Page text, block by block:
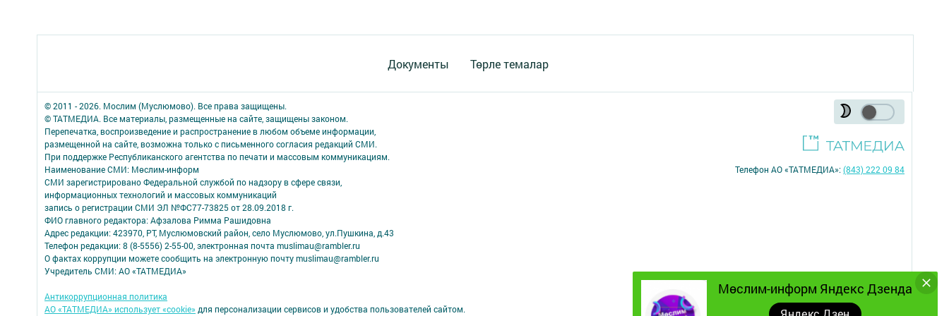
Документы Төрле темалар
Мөслим-информ Яндекс Дзенда
© 2011 - 2026. Мослим (Муслюмово). Все права защищены.
© ТАТМЕДИА. Все материалы, размещенные на сайте, защищены законом.
Перепечатка, воспроизведение и распространение в любом объеме информации,
размещенной на сайте, возможна только с письменного согласия редакций СМИ.
При поддержке Республиканского агентства по печати и массовым коммуникациям.
Наименование СМИ: Мөслим-информ
СМИ зарегистрировано Федеральной службой по надзору в сфере связи,
информационных технологий и массовых коммуникаций
запись о регистрации СМИ ЭЛ №ФС77-73825 от 28.09.2018 г.
ФИО главного редактора: Афзалова Римма Рашидовна
Адрес редакции: 423970, РТ, Муслюмовский район, село Муслюмово, ул.Пушкина, д.43
Телефон редакции: 8 (8-5556) 2-55-00, электронная почта muslimau@rambler.ru
О фактах коррупции можете сообщить на электронную почту muslimau@rambler.ru
Учредитель СМИ: АО «ТАТМЕДИА»
Антикоррупционная политика
АО «ТАТМЕДИА» использует «cookie» для персонализации сервисов и удобства пользователей сайтом.
Телефон АО «ТАТМЕДИА»:(843) 222 09 84